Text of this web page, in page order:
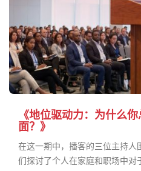
《地位驱动力：为什么
面？》
在这一期中，播客的三位主持人
们探讨了个人在家庭和职场中对